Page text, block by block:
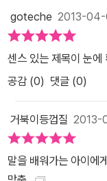
하지만 감동적인 이야
사랑을 확인하는 것이
해에 공감하며 자신의
각하는 계기를 갖는다.
성격을 나타내는 초등
이 반복되는 이 그림
에게 널리 읽히는 책으
있는 그림과 흥미진진
goteche 2013-
센스 있는 제목이 눈에
공감 (0) 댓글 (0)
거북이등껍질 2013-
말을 배워가는 아이에